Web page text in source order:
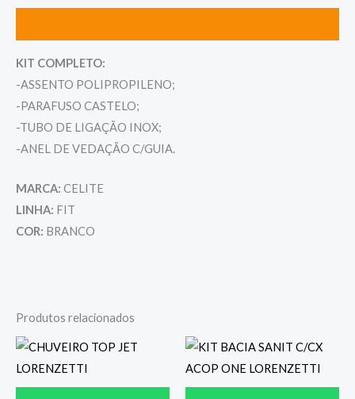
KIT COMPLETO:
-ASSENTO POLIPROPILENO;
-PARAFUSO CASTELO;
-TUBO DE LIGAÇÃO INOX;
-ANEL DE VEDAÇÃO C/GUIA.
MARCA: CELITE
LINHA: FIT
COR: BRANCO
Produtos relacionados